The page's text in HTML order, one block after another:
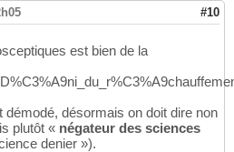
#10
est bien de la
démodé, désormais on doit dire non
plutôt « négateur des sciences
denier »).